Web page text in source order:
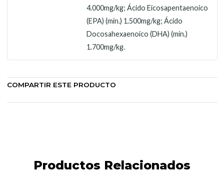
4.000mg/kg; Ácido Eicosapentaenoico
(EPA) (mín.) 1.500mg/kg; Ácido
Docosahexaenoico (DHA) (mín.)
1.700mg/kg.
COMPARTIR ESTE PRODUCTO
Productos Relacionados